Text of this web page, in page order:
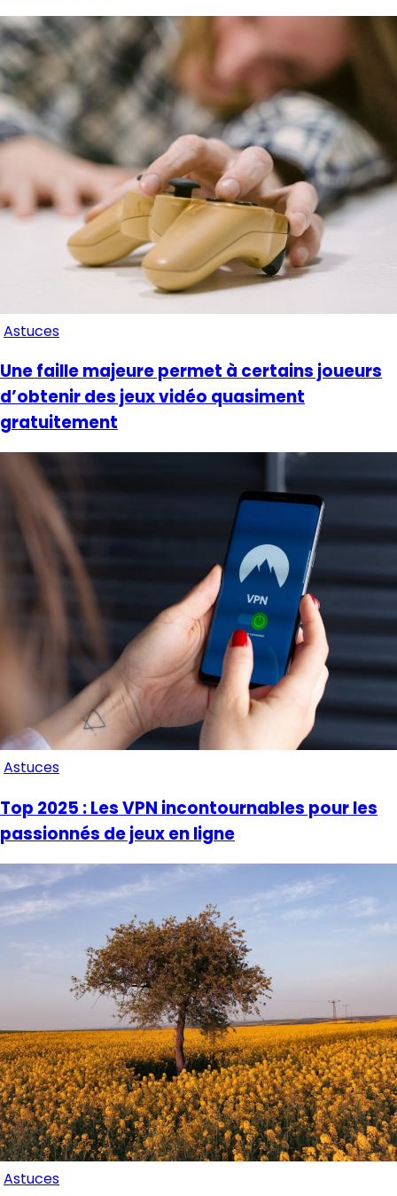
Astuces
Une faille majeure permet à certains joueurs
d’obtenir des jeux vidéo quasiment
gratuitement
Astuces
Top 2025 : Les VPN incontournables pour les
passionnés de jeux en ligne
Astuces